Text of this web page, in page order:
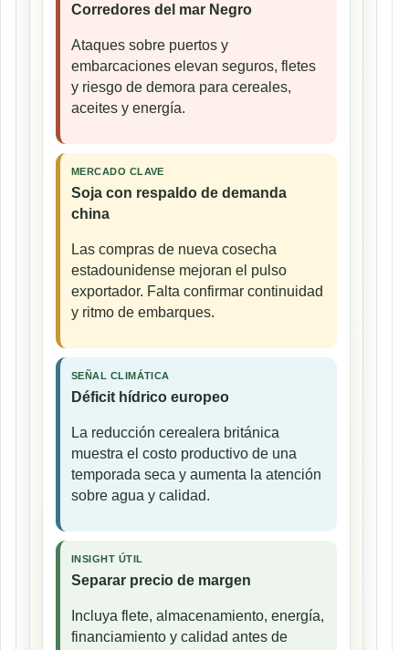
Corredores del mar Negro
Ataques sobre puertos y
embarcaciones elevan seguros, fletes
y riesgo de demora para cereales,
aceites y energía.
MERCADO CLAVE
Soja con respaldo de demanda
china
Las compras de nueva cosecha
estadounidense mejoran el pulso
exportador. Falta confirmar continuidad
y ritmo de embarques.
SEÑAL CLIMÁTICA
Déficit hídrico europeo
La reducción cerealera británica
muestra el costo productivo de una
temporada seca y aumenta la atención
sobre agua y calidad.
INSIGHT ÚTIL
Separar precio de margen
Incluya flete, almacenamiento, energía,
financiamiento y calidad antes de